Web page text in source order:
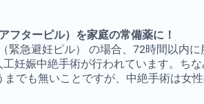
フターピル）を家庭の常備薬に！
緊急避妊ピル） の場合、72時間以内
妊娠中絶手術が行われています。ち
でも無いことですが、中絶手術は女